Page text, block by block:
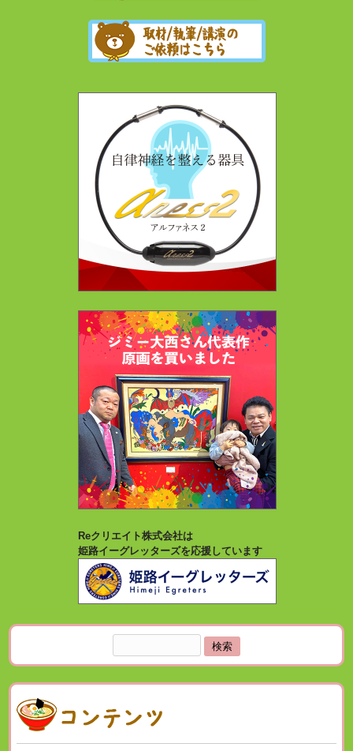
Reクリエイト株式会社は
姫路イーグレッターズを応援しています
索: